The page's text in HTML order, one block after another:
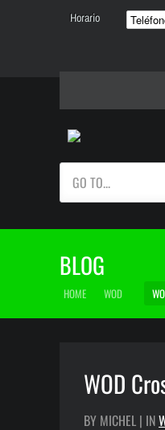
Horario
GO TO...
BLOG
HOME WOD
WOD
BY MICHEL | IN